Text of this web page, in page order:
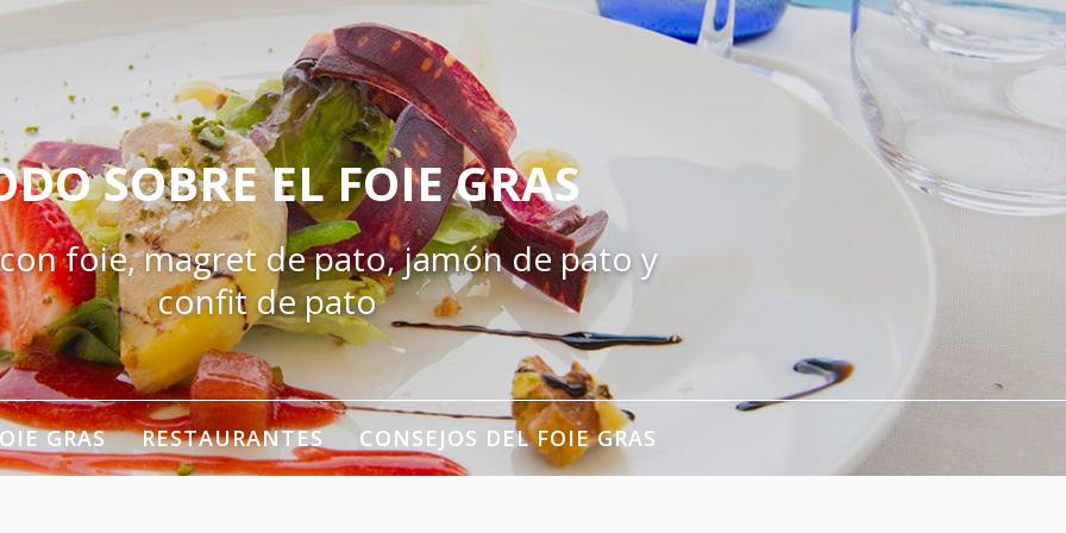
SOBRE EL FOIE GRAS
foie, magret de pato, jamón de pato y
confit de pato
GRAS RESTAURANTES CONSEJOS DEL FOIE GRAS